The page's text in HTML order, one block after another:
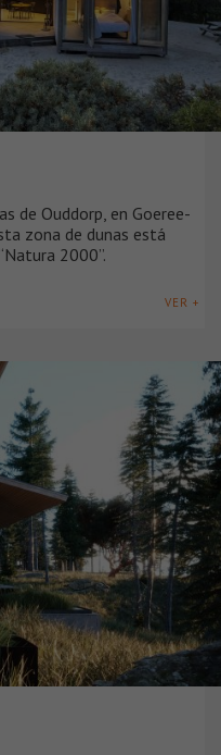
de Ouddorp, en Goeree-
zona de dunas está
2000”.
VER +